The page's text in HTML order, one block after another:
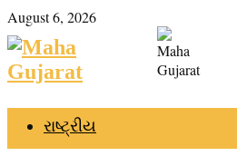
August 6, 2026
Facebook
Youtube
Email
Telegram
રાષ્ટ્રીય